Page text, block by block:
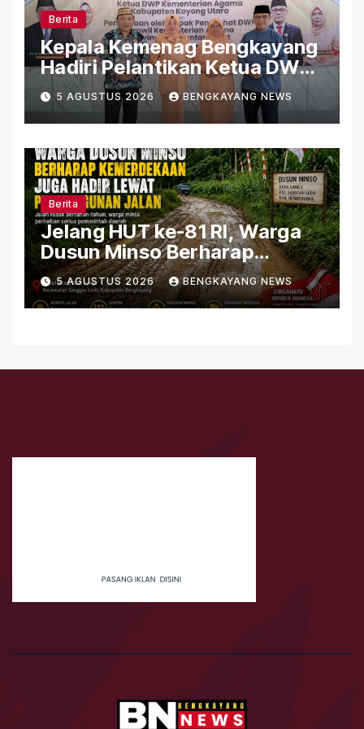
Berita
Kepala Kemenag Bengkayang
Hadiri Pelantikan Ketua DWP
Kemenag Kayong Utara,
Perkuat Sinergi Organisasi
5 AGUSTUS 2026 BENGKAYANG NEWS
Berita
Jelang HUT ke-81 RI, Warga
Dusun Minso Berharap
Kemerdekaan Juga Hadir
Lewat Pembangunan Jalan
5 AGUSTUS 2026 BENGKAYANG NEWS